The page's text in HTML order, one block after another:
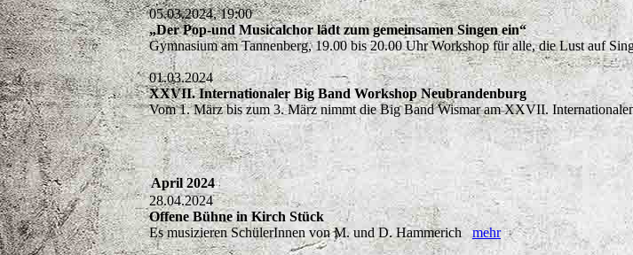
05.03.2024, 19:00
„Der Pop-und Musicalchor lädt zum gemeinsamen Singen ein“
Gymnasium am Tannenberg, 19.00 bis 20.00 Uhr Workshop für alle, die Lust auf
01.03.2024
XXVII. Internationaler Big Band Workshop Neubrandenburg
Vom 1. März bis zum 3. März nimmt die Big Band Wismar am XXVII.
April 2024
28.04.2024
Offene Bühne in Kirch Stück
Es musizieren SchülerInnen von M. und D. Hammerichmehr